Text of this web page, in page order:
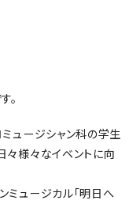
。
ュージシャン科の学生
々様々なイベントに向
ミュージカル「明日へ